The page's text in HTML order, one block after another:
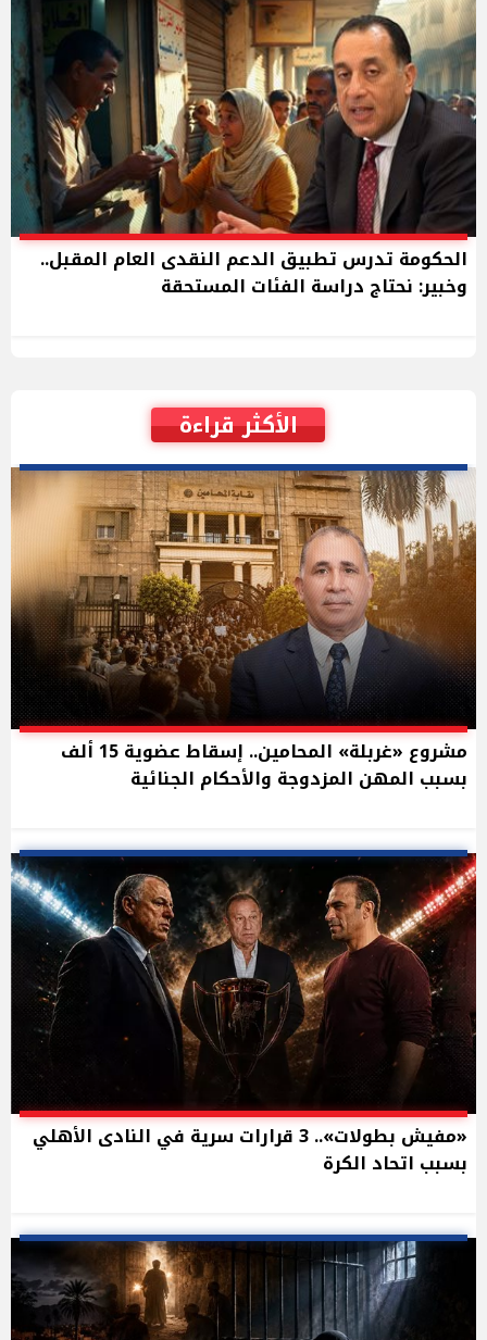
الحكومة تدرس تطبيق الدعم النقدى العام المقبل..
وخبير: نحتاج دراسة الفئات المستحقة
الأكثر قراءة
مشروع «غربلة» المحامين.. إسقاط عضوية 15 ألف
بسبب المهن المزدوجة والأحكام الجنائية
«مفيش بطولات».. 3 قرارات سرية في النادى الأهلي
بسبب اتحاد الكرة